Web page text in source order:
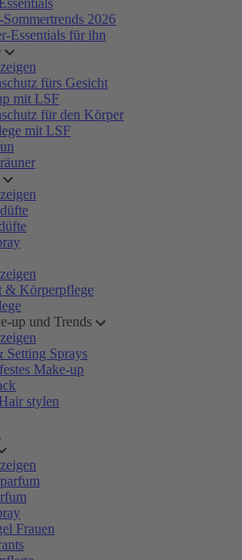
2026
Essentials für ihn
fürs Gesicht
mit LSF
für den Körper
mit LSF
& Körperpflege
up und Trends
Setting Sprays
Make-up
stylen
Frauen